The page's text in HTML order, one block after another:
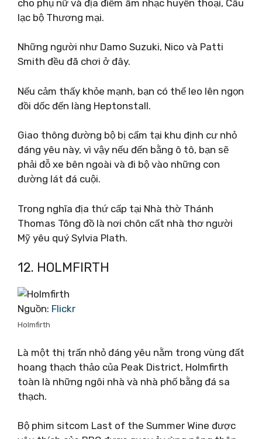
cho phụ nữ và địa điểm âm nhạc huyền thoại, Câu
lạc bộ Thương mại.
Những người như Damo Suzuki, Nico và Patti
Smith đều đã chơi ở đây.
Nếu cảm thấy khỏe mạnh, bạn có thể leo lên ngọn
đồi dốc đến làng Heptonstall.
Giao thông đường bộ bị cấm tại khu định cư nhỏ
đáng yêu này, vì vậy nếu đến bằng ô tô, bạn sẽ
phải đỗ xe bên ngoài và đi bộ vào những con
đường lát đá cuội.
Trong nghĩa địa thứ cấp tại Nhà thờ Thánh
Thomas Tông đồ là nơi chôn cất nhà thơ người
Mỹ yêu quý Sylvia Plath.
12. HOLMFIRTH
Nguồn: Flickr
Holmfirth
Là một thị trấn nhỏ đáng yêu nằm trong vùng đất
hoang thạch thảo của Peak District, Holmfirth
toàn là những ngôi nhà và nhà phố bằng đá sa
thạch.
Bộ phim sitcom Last of the Summer Wine được